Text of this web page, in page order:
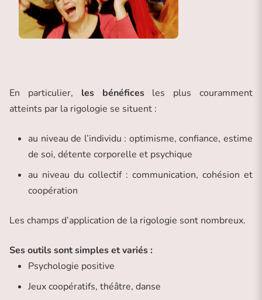
En particulier, les bénéficesles plus couramment
atteints par la rigologie se situent :
au niveau de l’individu : optimisme, confiance, estime
de soi, détente corporelle et psychique
au niveau du collectif : communication, cohésion et
coopération
Les champs d’application de la rigologie sont nombreux.
Ses outils sont simples et variés :
Psychologie positive
Jeux coopératifs, théâtre, danse